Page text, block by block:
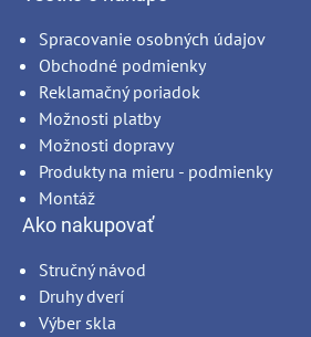
Spracovanie osobných údajov
Obchodné podmienky
Reklamačný poriadok
Možnosti platby
Možnosti dopravy
Produkty na mieru - podmienky
Montáž
Ako nakupovať
Stručný návod
Druhy dverí
Výber skla